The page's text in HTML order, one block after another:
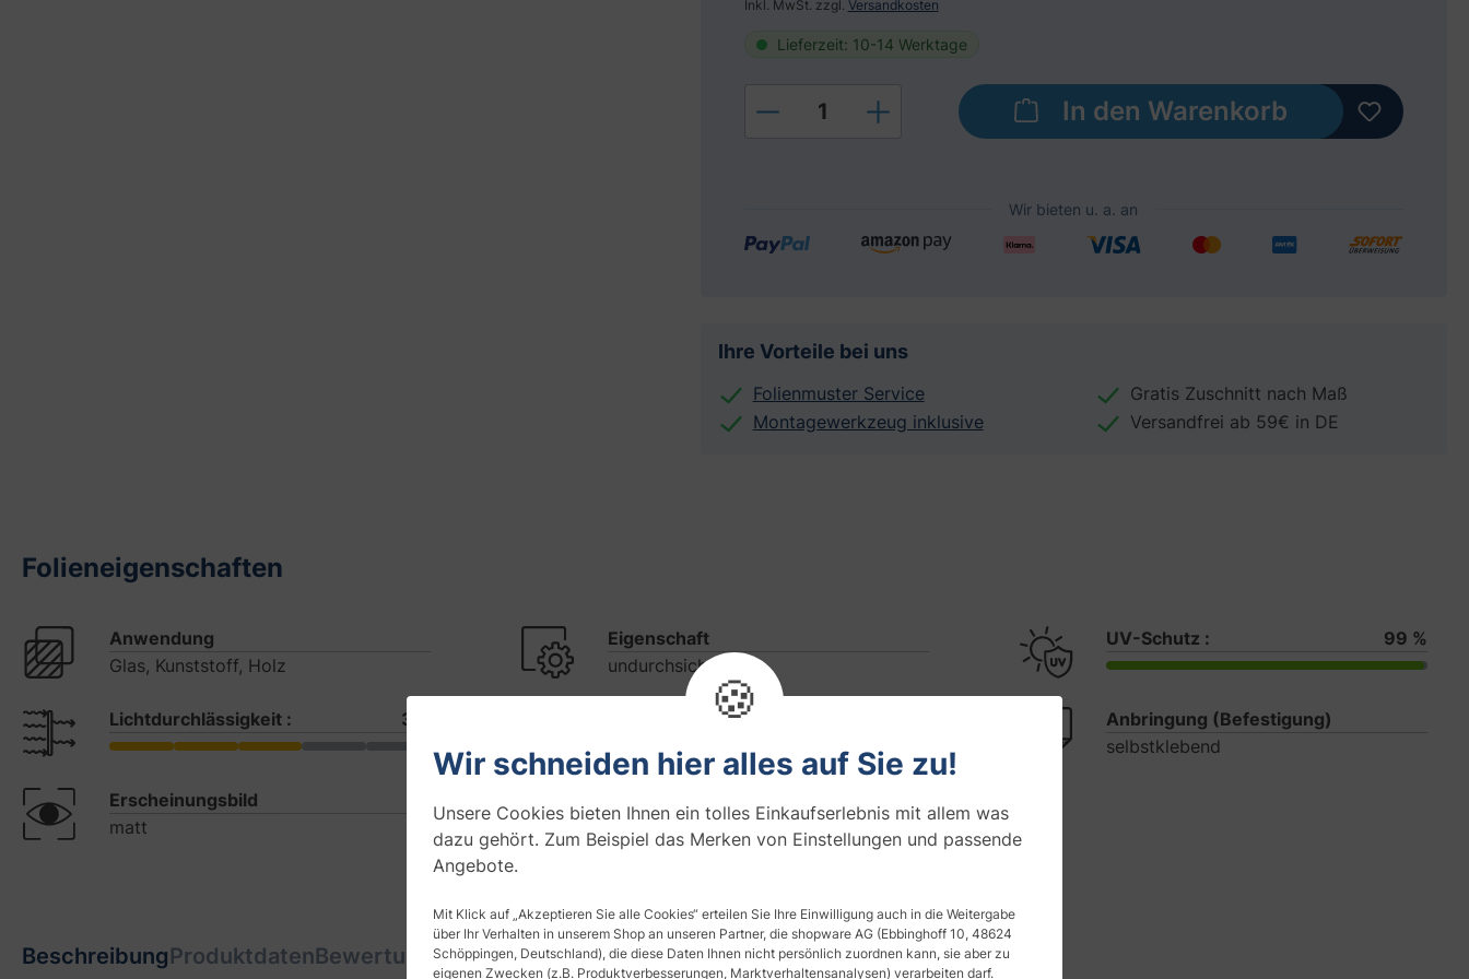
Inkl. MwSt. zzgl. Versandkosten
Lieferzeit: 10-14 Werktage
Produkt Anzahl: Gib den gewünschten Wert ein oder
In den Warenkorb
Ihre Vorteile bei uns
Folienmuster Service
Gratis Zuschnitt nach Maß
Montagewerkzeug inklusive
Versandfrei ab 59€ in DE
Folieneigenschaften
Anwendung
Glas, Kunststoff, Holz
Eigenschaft
undurchsichtig
UV-Schutz : 99 %
Lichtdurchlässigkeit : 3/5 Durchsichtigkeit :
Anbringung (Befestigung)
selbstklebend
Erscheinungsbild
matt
BeschreibungProduktdatenBewertungen 28 Fragen zum Artikel 8
🍪
Wir schneiden hier alles auf Sie zu!
Unsere Cookies bieten Ihnen ein tolles Einkaufserlebnis mit allem was
dazu gehört. Zum Beispiel das Merken von Einstellungen und passende
Angebote.
Mit Klick auf „Akzeptieren Sie alle Cookies“ erteilen Sie Ihre Einwilligung auch in die Weitergabe
über Ihr Verhalten in unserem Shop an unseren Partner, die shopware AG (Ebbinghoff 10, 48624
Schöppingen, Deutschland), die diese Daten Ihnen nicht persönlich zuordnen kann, sie aber zu
eigenen Zwecken (z.B. Produktverbesserungen, Marktverhaltensanalysen) verarbeiten darf.